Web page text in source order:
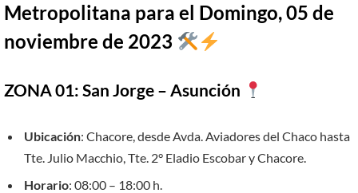
Metropolitana para el Domingo, 05 de
noviembre de 2023
ZONA 01: San Jorge – Asunción
Ubicación: Chacore, desde Avda. Aviadores del Chaco hasta
Tte. Julio Macchio, Tte. 2° Eladio Escobar y Chacore.
Horario: 08:00 – 18:00 h.